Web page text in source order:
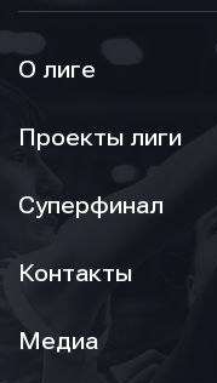
О лиге
Проекты лиги
Суперфинал
Контакты
Медиа